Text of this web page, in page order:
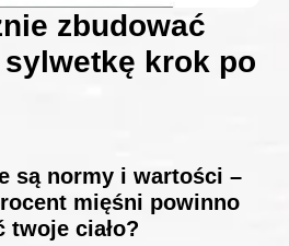
zbudować
krok po
są normy i wartości –
mięśni powinno
twoje ciało?